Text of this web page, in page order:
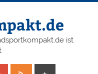
ist